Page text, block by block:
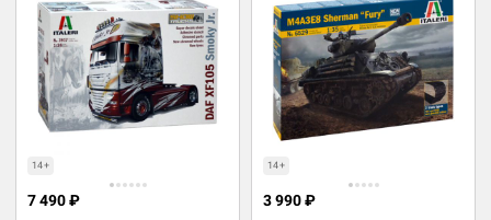
14+
7 490 ₽
14+
3 990 ₽